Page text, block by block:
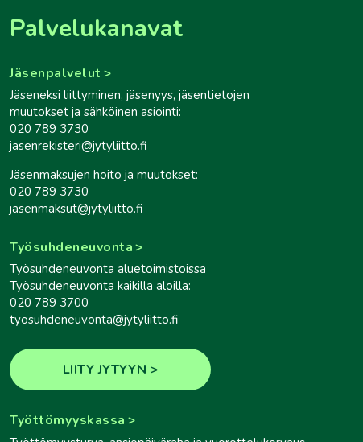
Palvelukanavat
Jäsenpalvelut
Jäseneksi liittyminen, jäsenyys, jäsentietojen
muutokset ja sähköinen asiointi:
020 789 3730
jasenrekisteri@jytyliitto.fi
Jäsenmaksujen hoito ja muutokset:
020 789 3730
jasenmaksut@jytyliitto.fi
Työsuhdeneuvonta
Työsuhdeneuvonta aluetoimistoissa
Työsuhdeneuvonta kaikilla aloilla:
020 789 3700
tyosuhdeneuvonta@jytyliitto.fi
LIITY JYTYYN
Työttömyyskassa